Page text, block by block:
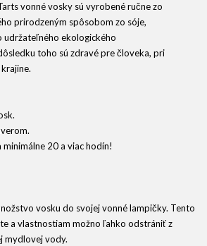
vonné vosky sú vyrobené ručne zo
prirodzeným spôsobom zo sóje,
udržateľného ekologického
toho sú zdravé pre človeka, pri
20 a viac hodín!
vosku do svojej vonné lampičky. Tento
a vlastnostiam možno ľahko odstrániť z
mydlovej vody.